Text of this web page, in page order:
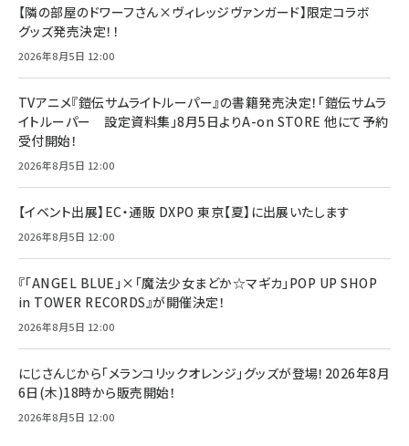
【隣の部屋のドワーフさん×ヴィレッジヴァンガード】限定コラボ
グッズ発売決定！！
2026年8月5日 12:00
TVアニメ『鎧伝サムライトルーパー』の書籍発売決定！「鎧伝サムラ
イトルーパー 設定資料集」8月5日よりA-on STORE 他にて予約
受付開始！
2026年8月5日 12:00
【イベント出展】EC・通販 DXPO 東京【夏】に出展いたします
2026年8月5日 12:00
『「ANGEL BLUE」×「魔法少女まどか☆マギカ」POP UP SHOP
in TOWER RECORDS』が開催決定！
2026年8月5日 12:00
にじさんじから「メランコリックオレンジ」グッズが登場！2026年8月
6日(木)18時から販売開始！
2026年8月5日 12:00